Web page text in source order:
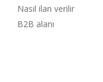
Nasıl ilan verilir
B2B alanı